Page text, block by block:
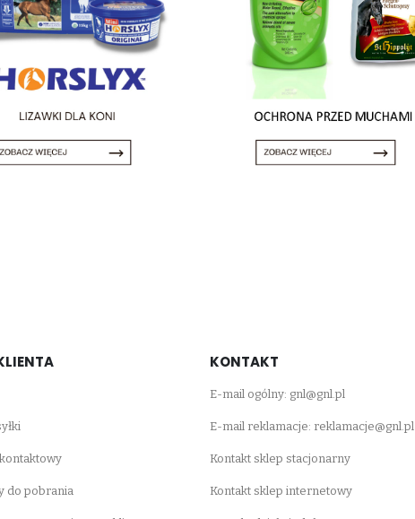
do pobrania
KONTAKT
E-mail ogólny: gnl@gnl.pl
E-mail reklamacje: reklamacje@gnl.pl
Kontakt sklep stacjonarny
Kontakt sklep internetowy